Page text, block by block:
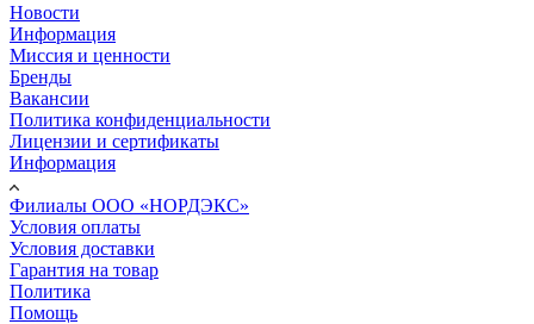
Новости
Информация
Миссия и ценности
Бренды
Вакансии
Политика конфиденциальности
Лицензии и сертификаты
Информация
Филиалы ООО «НОРДЭКС»
Условия оплаты
Условия доставки
Гарантия на товар
Политика
Помощь